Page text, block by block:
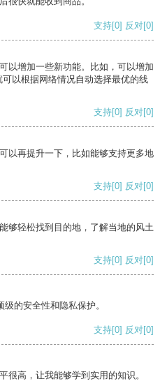
支持[0] 反对[0]
以增加一些新功能。比如，可以增加
以根据网络情况自动选择最优的线
支持[0] 反对[0]
以再提升一下，比如能够支持更多地
支持[0] 反对[0]
够轻松找到目的地，了解当地的风土
支持[0] 反对[0]
的安全性和隐私保护。
支持[0] 反对[0]
很高，让我能够学到实用的知识。